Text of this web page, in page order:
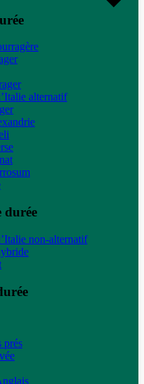
alternatif
durée
non-alternatif
prés